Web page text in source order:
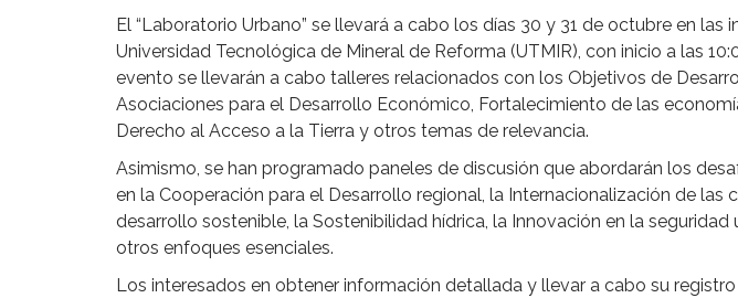
El “Laboratorio Urbano” se llevará a cabo los días 30 y 31 de octubre en las
Universidad Tecnológica de Mineral de Reforma (UTMIR), con inicio a las
evento se llevarán a cabo talleres relacionados con los Objetivos de
Asociaciones para el Desarrollo Económico, Fortalecimiento de las
Derecho al Acceso a la Tierra y otros temas de relevancia.
Asimismo, se han programado paneles de discusión que abordarán los
en la Cooperación para el Desarrollo regional, la Internacionalización de las
desarrollo sostenible, la Sostenibilidad hídrica, la Innovación en la seguridad
otros enfoques esenciales.
Los interesados en obtener información detallada y llevar a cabo su